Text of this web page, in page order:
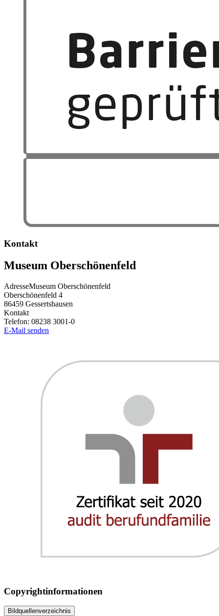
Kontakt
Museum Oberschönenfeld
AdresseMuseum Oberschönenfeld
Oberschönenfeld 4
86459 Gessertshausen
Kontakt
Telefon: 08238 3001-0
E-Mail senden
Copyrightinformationen
Bildquellenverzeichnis